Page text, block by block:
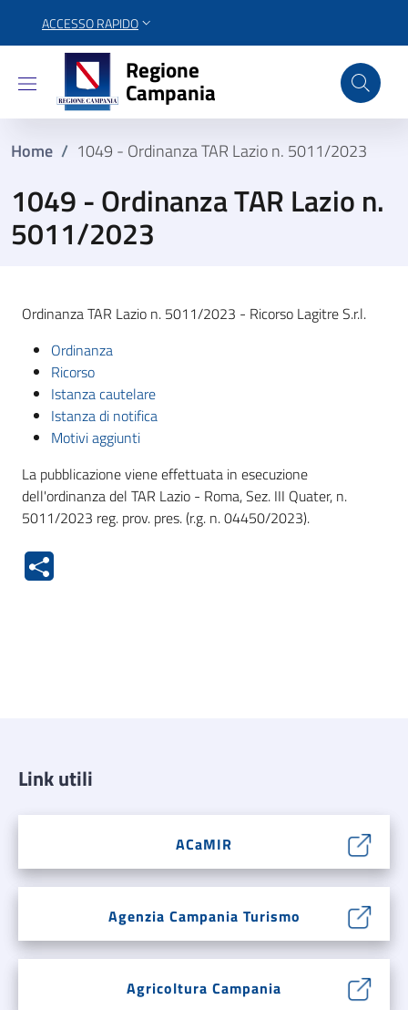
ACCESSO RAPIDO
Regione Campania
Regione
Campania
Home / 1049 - Ordinanza TAR Lazio n. 5011/2023
1049 - Ordinanza TAR Lazio n.
5011/2023
Ordinanza TAR Lazio n. 5011/2023 - Ricorso Lagitre S.r.l.
Ordinanza
Ricorso
Istanza cautelare
Istanza di notifica
Motivi aggiunti
La pubblicazione viene effettuata in esecuzione
dell'ordinanza del TAR Lazio - Roma, Sez. III Quater, n.
5011/2023 reg. prov. pres. (r.g. n. 04450/2023).
Link utili
ACaMIR
Agenzia Campania Turismo
Agricoltura Campania